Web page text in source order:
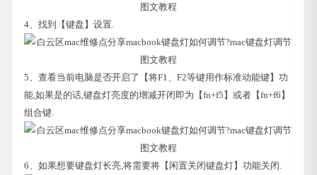
4、找到【键盘】设置.
5、查看当前电脑是否开启了【将F1、F2等键用作标准动能键】功
能,如果是的话,键盘灯亮度的增减开闭即为【fn+f5】或者【fn+f6】
组合键.
6、如果想要键盘灯长亮,将需要将【闲置关闭键盘灯】功能关闭.